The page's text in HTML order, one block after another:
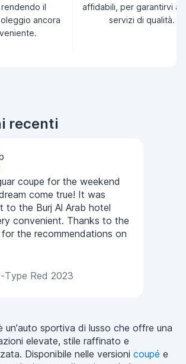
il
ancora
affidabili, per garantirvi
servizi di qualità.
recenti
coupe for the weekend
come true! It was
to the Burj Al Arab hotel
convenient. Thanks to the
for the recommendations on
Type Red 2023
un'auto sportiva di lusso che offre una
elevate, stile raffinato e
Disponibile nelle versioni coupé e